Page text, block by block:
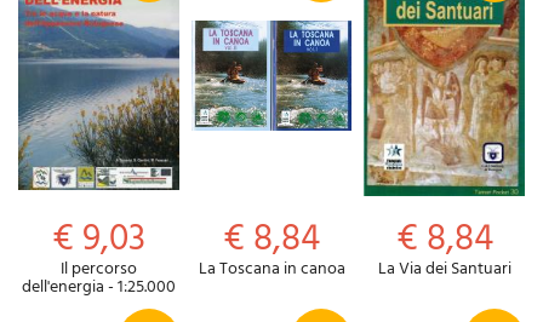
€ 9,03
Il percorso
dell'energia - 1:25.000
€ 8,84
La Toscana in canoa
€ 8,84
La Via dei Santuari